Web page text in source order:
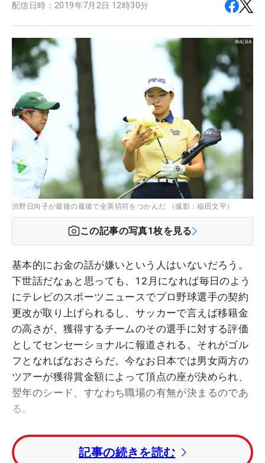
配信日時： 2019年7月2日 12時30分
渋野日向子が最後の最後で全英切符をつかんだ （撮影：福田文平）
この記事の写真1枚を見る
基本的にお金の話が嫌いという人はいないだろう。
下世話だなぁと思っても、12月になれば毎日のよう
にテレビのスポーツニュースでプロ野球選手の契約
更改が取り上げられるし、サッカーで言えば移籍金
の高さが、獲得するチームのその選手に対する評価
としてセンセーショナルに報道される。それがゴル
フとなればなおさらだ。今なお日本では男女両方の
ツアーが獲得賞金額によって頂点の座が決められ、
翌年のシード、すなわち職場の有無が決まるのであ
る。
“セクシー・ノースリーブ姿”のこの人も、後半戦は
ほぼ出られます記事の続きを読む